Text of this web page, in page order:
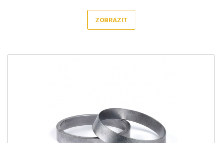
ZOBRAZIT